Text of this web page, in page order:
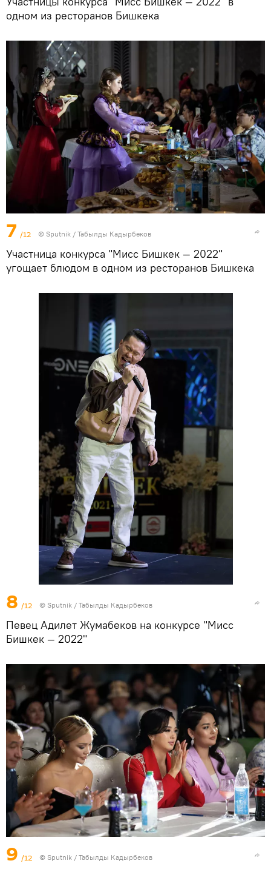
одном из ресторанов Бишкека
7 /12 © Sputnik / Табылды Кадырбеков
Участница конкурса "Мисс Бишкек — 2022"
угощает блюдом в одном из ресторанов Бишкека
8 /12 © Sputnik / Табылды Кадырбеков
Певец Адилет Жумабеков на конкурсе "Мисс
Бишкек — 2022"
9 /12 © Sputnik / Табылды Кадырбеков